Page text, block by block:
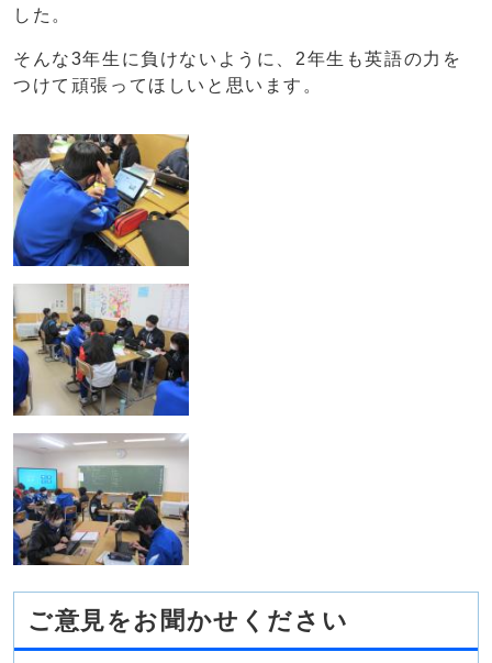
した。
そんな3年生に負けないように、2年生も英語の力を
つけて頑張ってほしいと思います。
ご意見をお聞かせください